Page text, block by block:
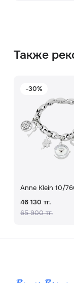
Также
-30%
Anne Klein 10/
46 130 тг.
65 900 тг.